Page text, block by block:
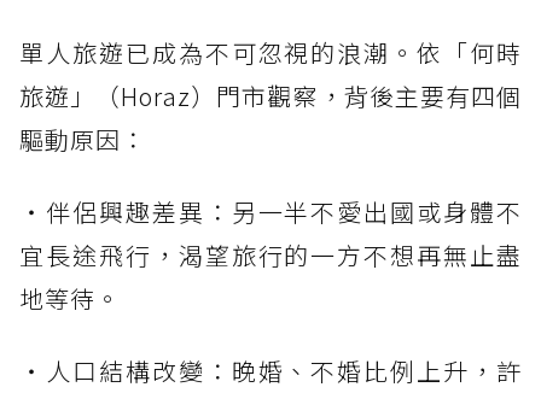
單人旅遊已成為不可忽視的浪潮。依「何時
旅遊」（Horaz）門市觀察，背後主要有四個
驅動原因：
・伴侶興趣差異：另一半不愛出國或身體不
宜長途飛行，渴望旅行的一方不想再無止盡
地等待。
・人口結構改變：晚婚、不婚比例上升，許